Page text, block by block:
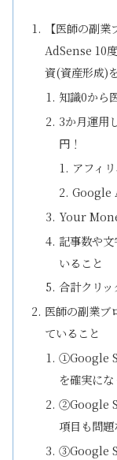
【医師の副
AdSense 10
資(資産形成)
知識0から
3か月運用
円！
アフィ
Google
Your
記事数や
いること
合計クリ
医師の副業ブ
ていること
①Google
を確実にな
②Google
項目も問題
③Google